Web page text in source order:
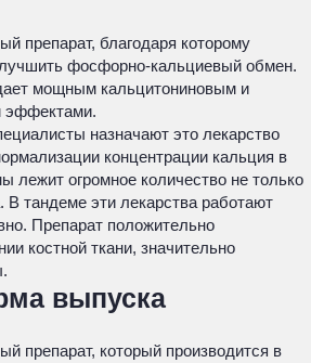
препарат, благодаря которому
фосфорно-кальциевый обмен.
мощным кальцитониновым и
эффектами.
назначают это лекарство
концентрации кальция в
лежит огромное количество не только
тандеме эти лекарства работают
Препарат положительно
костной ткани, значительно
выпуска
препарат, который производится в